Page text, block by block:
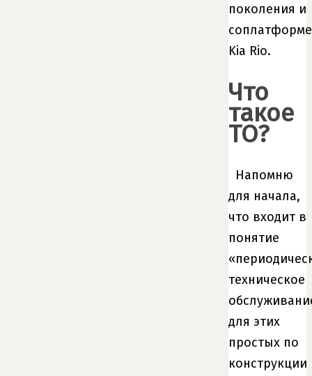
поколения и
Kia Rio.
Что
такое
ТО?
Напомню
для начала,
что входит в
понятие
техническое
для этих
простых по
конструкции